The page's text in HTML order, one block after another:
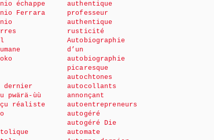
échappe
Ferrara
dernier
pwärä-ùù
réaliste
authentique
professeur
authentique
rusticité
Autobiographie
d’un
autobiographie
picaresque
autochtones
autocollants
annonçant
autoentrepreneurs
autogéré
autogéré Die
automate